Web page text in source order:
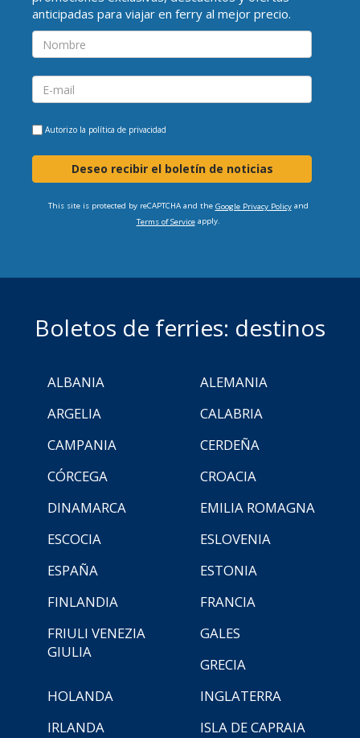
anticipadas para viajar en ferry al mejor precio.
Autorizo la política de privacidad
Deseo recibir el boletín de noticias
This site is protected by reCAPTCHA and the Google Privacy Policyand
Terms of Serviceapply.
Boletos de ferries: destinos
ALBANIA
ALEMANIA
ARGELIA
CALABRIA
CAMPANIA
CERDEÑA
CÓRCEGA
CROACIA
DINAMARCA
EMILIA ROMAGNA
ESCOCIA
ESLOVENIA
ESPAÑA
ESTONIA
FINLANDIA
FRANCIA
FRIULI VENEZIA
GIULIA
GALES
GRECIA
HOLANDA
INGLATERRA
IRLANDA
ISLA DE CAPRAIA